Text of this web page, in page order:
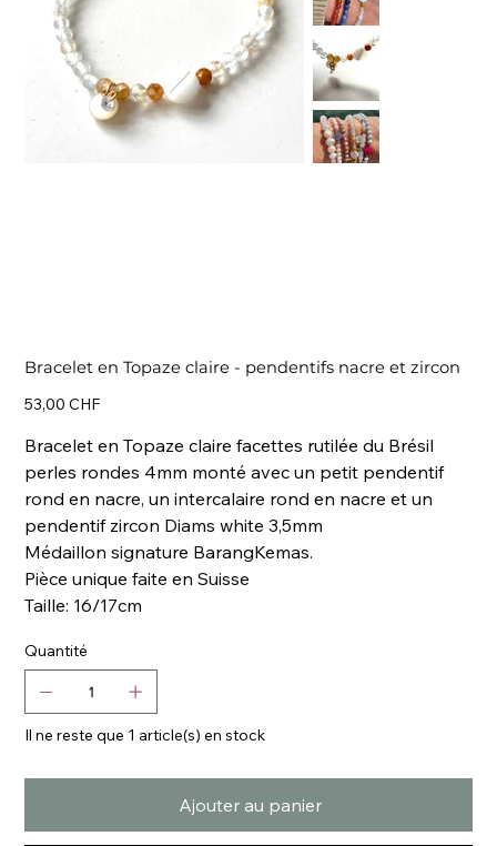
Bracelet en Topaze claire - pendentifs nacre et zircon
Prix
53,00 CHF
Bracelet en Topaze claire facettes rutilée du Brésil
perles rondes 4mm monté avec un petit pendentif
rond en nacre, un intercalaire rond en nacre et un
pendentif zircon Diams white 3,5mm
Médaillon signature BarangKemas.
Pièce unique faite en Suisse
Taille: 16/17cm
Quantité
Il ne reste que 1 article(s) en stock
Ajouter au panier